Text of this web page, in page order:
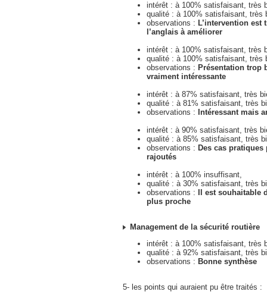
intérêt : à 100% satisfaisant, très
qualité : à 100% satisfaisant, très
observations : L’intervention est
l’anglais à améliorer
intérêt : à 100% satisfaisant, très
qualité : à 100% satisfaisant, très
observations : Présentation trop
vraiment intéressante
intérêt : à 87% satisfaisant, très
qualité : à 81% satisfaisant, très
observations : Intéressant mais
intérêt : à 90% satisfaisant, très
qualité : à 85% satisfaisant, très
observations : Des cas
rajoutés
intérêt : à 100% insuffisant,
qualité : à 30% satisfaisant, très
observations :
Il est souhaitable
plus proche
Management de la sécurité routière
intérêt : à 100% satisfaisant, très
qualité : à 92% satisfaisant, très
observations : Bonne synthèse
5- les points qui auraient pu être traités :